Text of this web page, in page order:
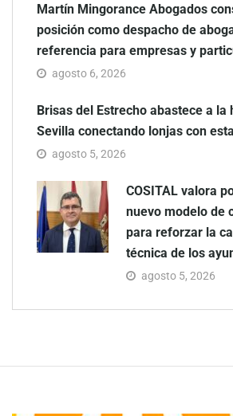
Martín Mingorance Abogados
posición como despacho de
referencia para empresas y
agosto 6, 2026
Brisas del Estrecho abastece a la
Sevilla conectando lonjas con
agosto 5, 2026
COSITAL valora
nuevo modelo de
para reforzar la
técnica de los
agosto 5, 2026